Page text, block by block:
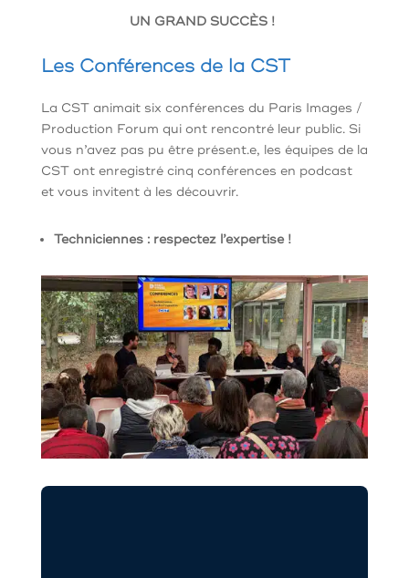
UN GRAND SUCCÈS !
Les Conférences de la CST
La CST animait six conférences du Paris Images /
Production Forum qui ont rencontré leur public. Si
vous n’avez pas pu être présent.e, les équipes de la
CST ont enregistré cinq conférences en podcast
et vous invitent à les découvrir.
Techniciennes : respectez l’expertise !